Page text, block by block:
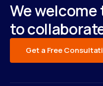
We
to
Get a Free
Get a Free